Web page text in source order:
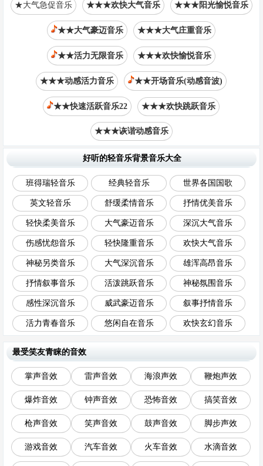
★大气急促音乐 ★★★欢快大气音乐 ★★★阳光愉悦音乐
★★大气豪迈音乐 ★★★大气庄重音乐
★★活力无限音乐 ★★★欢快愉悦音乐
★★★动感活力音乐 ★★开场音乐(动感音波)
★★快速活跃音乐22 ★★★欢快跳跃音乐
★★★诙谐动感音乐
好听的轻音乐背景音乐大全
班得瑞轻音乐 经典轻音乐 世界各国国歌
英文轻音乐 舒缓柔情音乐 抒情优美音乐
轻快柔美音乐 大气豪迈音乐 深沉大气音乐
伤感忧怨音乐 轻快隆重音乐 欢快大气音乐
神秘另类音乐 大气深沉音乐 雄浑高昂音乐
抒情叙事音乐 活泼跳跃音乐 神秘氛围音乐
感性深沉音乐 威武豪迈音乐 叙事抒情音乐
活力青春音乐 悠闲自在音乐 欢快玄幻音乐
最受笑友青睐的音效
掌声音效 雷声音效 海浪声效 鞭炮声效
爆炸音效 钟声音效 恐怖音效 搞笑音效
枪声音效 笑声音效 鼓声音效 脚步声效
游戏音效 汽车音效 火车音效 水滴音效